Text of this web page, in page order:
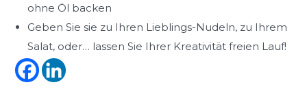
ohne Öl backen
Geben Sie sie zu Ihren Lieblings-Nudeln, zu Ihrem
Salat, oder… lassen Sie Ihrer Kreativität freien Lauf!